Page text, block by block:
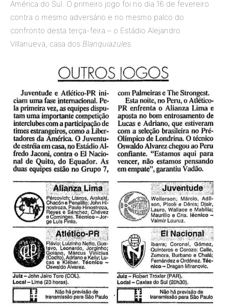
América do Sul. O primeiro jogo foi no dia 16 de fevereiro
contra o mesmo adversário e no mesmo palco do
confronto desta terça-feira – o Estádio Alejandro
Villanueva, casa dos Blanquiazules.